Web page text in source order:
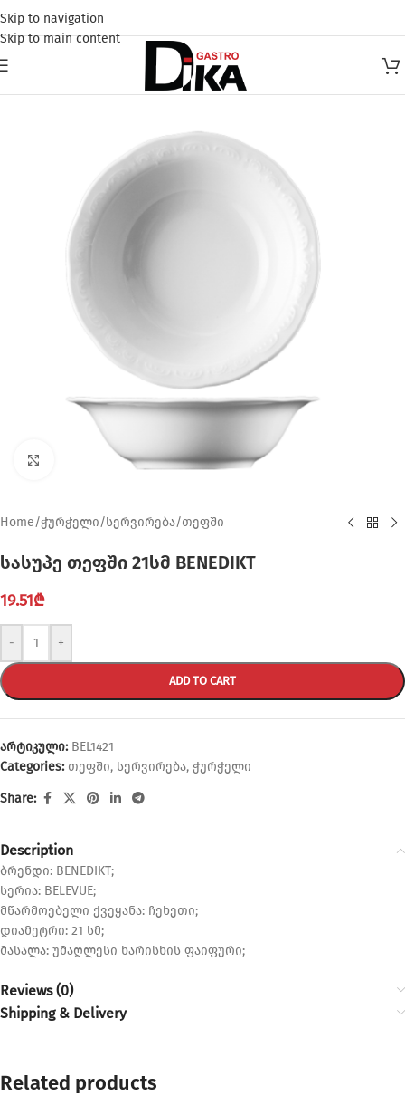
Skip to navigation
Skip to main content
Click to enlarge
Home/ჭურჭელი/სერვირება/თეფში
სასუპე თეფში 21სმ BENEDIKT
19.51₾
- +
ADD TO CART
არტიკული: BEL1421
Categories: თეფში, სერვირება, ჭურჭელი
Share:
Description
ბრენდი: BENEDIKT;
სერია: BELEVUE;
მწარმოებელი ქვეყანა: ჩეხეთი;
დიამეტრი: 21 სმ;
მასალა: უმაღლესი ხარისხის ფაიფური;
Reviews (0)
Shipping & Delivery
Related products